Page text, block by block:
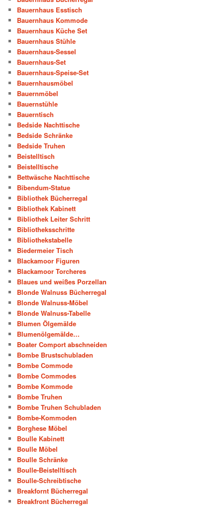
Bauernhaus Esstisch
Bauernhaus Kommode
Bauernhaus Küche Set
Bauernhaus Stühle
Bauernhaus-Sessel
Bauernhaus-Set
Bauernhaus-Speise-Set
Bauernhausmöbel
Bauernmöbel
Bauernstühle
Bauerntisch
Bedside Nachttische
Bedside Schränke
Bedside Truhen
Beistelltisch
Beistelltische
Bettwäsche Nachttische
Bibendum-Statue
Bibliothek Bücherregal
Bibliothek Kabinett
Bibliothek Leiter Schritt
Bibliotheksschritte
Bibliothekstabelle
Biedermeier Tisch
Blackamoor Figuren
Blackamoor Torcheres
Blaues und weißes Porzellan
Blonde Walnuss Bücherregal
Blonde Walnuss-Möbel
Blonde Walnuss-Tabelle
Blumen Ölgemälde
Blumenölgemälde…
Boater Comport abschneiden
Bombe Brustschubladen
Bombe Commode
Bombe Commodes
Bombe Kommode
Bombe Truhen
Bombe Truhen Schubladen
Bombe-Kommoden
Borghese Möbel
Boulle Kabinett
Boulle Möbel
Boulle Schränke
Boulle-Beistelltisch
Boulle-Schreibtische
Breakfornt Bücherregal
Breakfront Bücherregal